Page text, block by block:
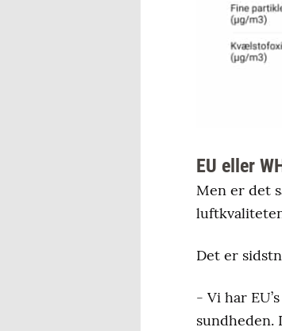
EU eller
Men er det
Det er
- Vi har
sundheden.